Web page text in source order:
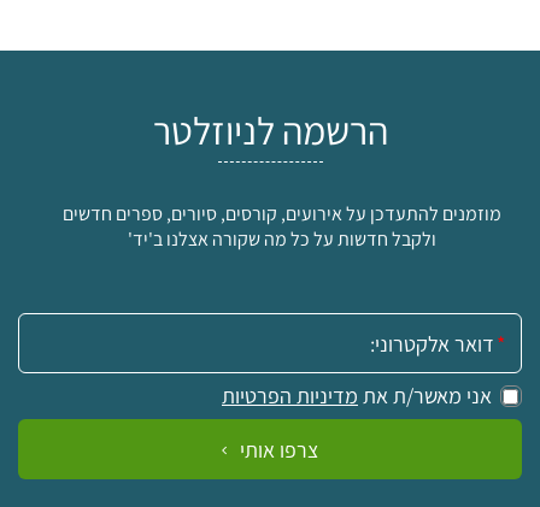
הרשמה לניוזלטר
מוזמנים להתעדכן על אירועים, קורסים, סיורים, ספרים חדשים
ולקבל חדשות על כל מה שקורה אצלנו ב'יד'
אימייל:
אני מאשר/ת את מדיניות הפרטיות
צרפו אותי